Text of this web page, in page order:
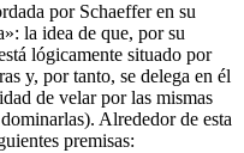
por Schaeffer en su
la idea de que, por su
lógicamente situado por
y, por tanto, se delega en él
de velar por las mismas
Alrededor de esta
premisas: